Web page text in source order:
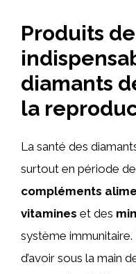
Produits
diamants
la
La santé des
surtout en période
compléments
vitamines et des
système
d’avoir sous la main